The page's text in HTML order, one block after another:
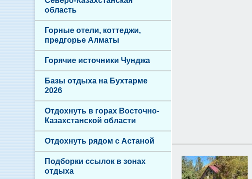
область
Горные отели, коттеджи,
предгорье Алматы
Горячие источники Чунджа
Базы отдыха на Бухтарме
2026
Отдохнуть в горах Восточно-
Казахстанской области
Отдохнуть рядом с Астаной
Подборки ссылок в зонах
отдыха